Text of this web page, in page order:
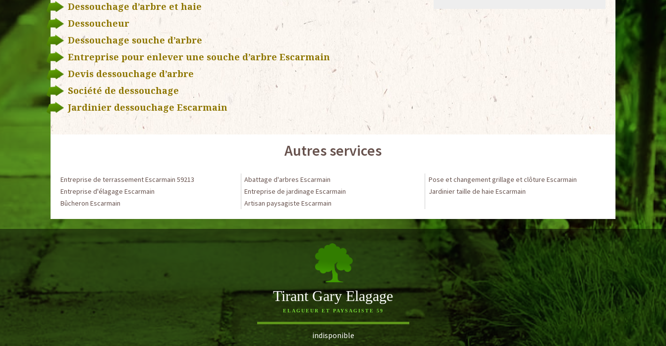
Dessouchage d’arbre et haie
Dessoucheur
Dessouchage souche d’arbre
Entreprise pour enlever une souche d’arbre Escarmain
Devis dessouchage d’arbre
Société de dessouchage
Jardinier dessouchage Escarmain
Autres services
Entreprise de terrassement Escarmain 59213
Entreprise d'élagage Escarmain
Bûcheron Escarmain
Abattage d'arbres Escarmain
Entreprise de jardinage Escarmain
Artisan paysagiste Escarmain
Pose et changement grillage et clôture Escarmain
Jardinier taille de haie Escarmain
Tirant Gary Elagage
ELAGUEUR ET PAYSAGISTE 59
indisponible